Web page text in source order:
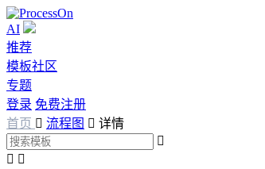
AI
推荐
模板社区
专题
登录 免费注册
首页  流程图  详情

 